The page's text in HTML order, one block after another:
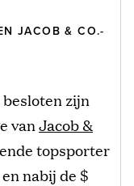
JACOB & CO.-
zijn
vanJacob &
topsporter
nabij de $